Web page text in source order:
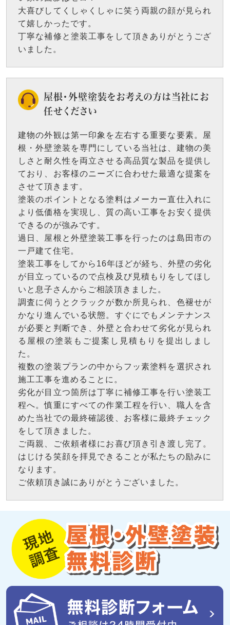
大喜びしてくしゃくしゃに笑う両親の顔が見られ
て嬉しかったです。
丁寧な補修と塗装工事をして頂きありがとうござ
いました。
屋根・外壁塗装をお考えの方は当社にお
任せください
建物の外観は第一印象を左右する重要な要素。屋
根・外壁塗装を専門にしている当社は、建物の美
しさと耐久性を両立させる高品質な製品を提供し
ており、お客様のニーズに合わせた最適な提案を
させて頂きます。
塗装のポイントとなる塗料はメーカー直仕入れに
より低価格を実現し、質の高い工事をお安く提供
できるのが強みです。
過日、屋根と外壁塗装工事を行ったのは島田市の
一戸建て住宅。
塗装工事をしてから16年ほどが経ち、外壁の劣化
が目立っているので点検及び見積もりをしてほし
いと息子さんからご相談頂きました。
調査に伺うとクラックが数か所見られ、色褪せが
かなり進んでいる状態。すぐにでもメンテナンス
が必要と判断でき、外壁と合わせて劣化が見られ
る屋根の塗装もご提案し見積もりを提出しまし
た。
複数の塗装プランの中からフッ素塗料を選択され
施工工事を進めることに。
劣化が目立つ箇所は丁寧に補修工事を行い塗装工
程へ。慎重にすべての作業工程を行い、職人を含
めた当社での最終確認後、お客様に最終チェック
をして頂きました。
ご両親、ご依頼者様にお喜び頂き引き渡し完了。
はじける笑顔を拝見できることが私たちの励みに
なります。
ご依頼頂き誠にありがとうございました。